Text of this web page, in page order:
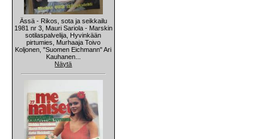
Ässä - Rikos, sota ja seikkailu
1981 nr 3, Mauri Sariola - Marskin
sotilaspalvelija, Hyvinkään
pirtumies, Murhaaja Toivo
Koljonen, "Suomen Eichmann" Ari
Kauhanen...
Näytä